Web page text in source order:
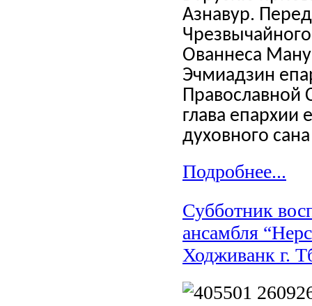
Азнавур.
Ованнеса
Эчмиадзин
Православной
глава епархии
духовного
Подробнее...
Субботник
ансамбля
Ходживанк г.